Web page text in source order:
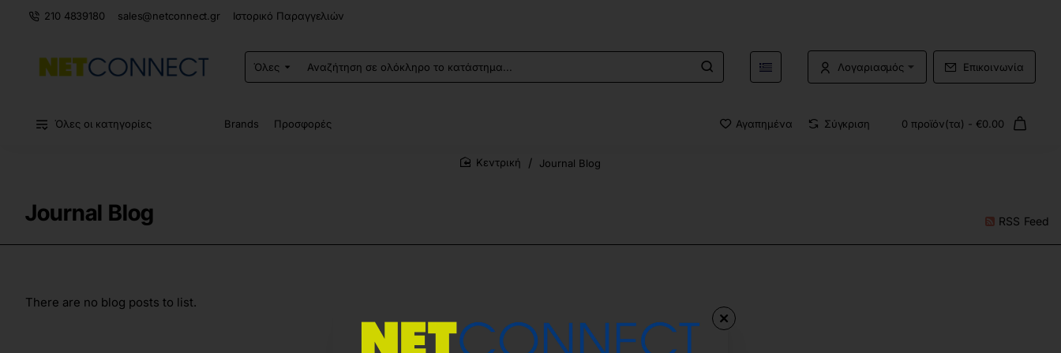
210 4839180 sales@netconnect.gr Ιστορικό Παραγγελιών
Όλες
Αναζήτηση
σε
κατάστημα...
Λογαριασμός Επικοινωνία
Όλες οι κατηγορίες Brands Προσφορές Αγαπημένα Σύγκριση 0 προϊόν(τα) - €0.00
Journal Blog RSS Feed
Journal Blog
There are no blog posts to list.